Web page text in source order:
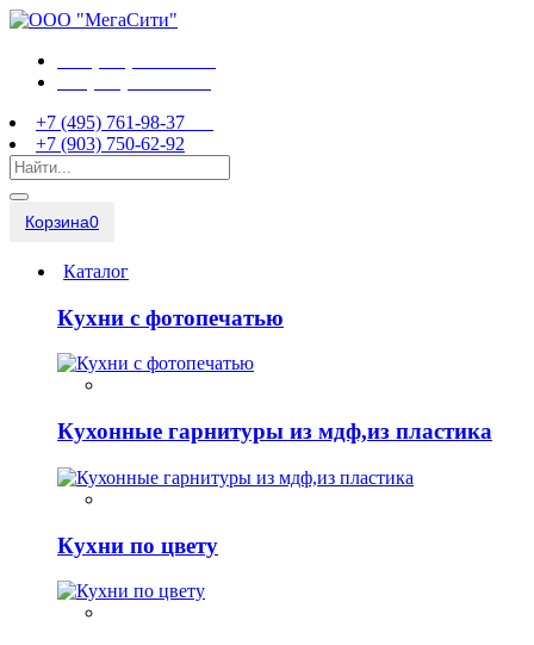
+7 (495) 761-98-37
+7 (903) 750-62-92
Корзина0
Каталог
Кухни с фотопечатью
Кухонные гарнитуры из мдф,из пластика
Кухни по цвету